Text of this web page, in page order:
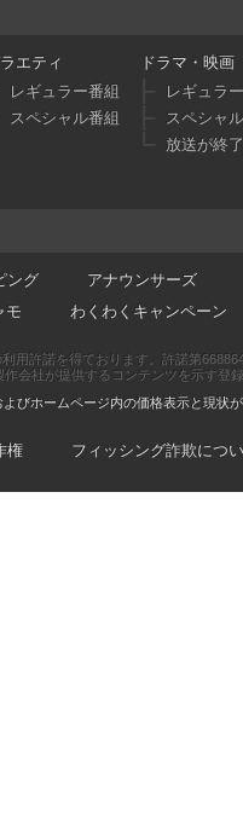
エティ
レギュラー番組
スペシャル番組
ドラマ・映画
レギュラ
スペシャ
放送が終
ング
アナウンサーズ
モ わくわくキャンペーン
用許諾を得ております。許諾第
会社が提供するコンテンツを示す登
びホームページ内の価格表示と現状
権 フィッシング詐欺につ